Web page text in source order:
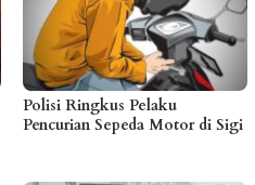
Polisi Ringkus Pelaku
Pencurian Sepeda Motor di Sigi